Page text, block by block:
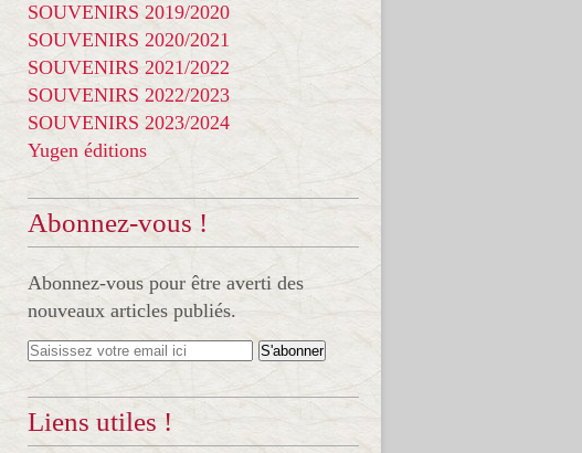
SOUVENIRS 2019/2020
SOUVENIRS 2020/2021
SOUVENIRS 2021/2022
SOUVENIRS 2022/2023
SOUVENIRS 2023/2024
Yugen éditions
Abonnez-vous !
Abonnez-vous pour être averti des
nouveaux articles publiés.
Liens utiles !